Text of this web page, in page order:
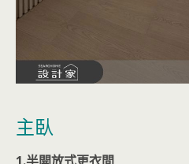
主臥
1.半開放式更衣間